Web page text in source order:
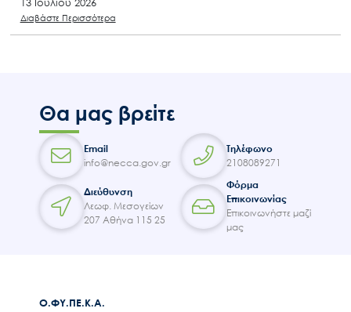
Διαβάστε Περισσότερα
Θα μας βρείτε
Email
info@necca.gov.gr
Τηλέφωνο
2108089271
Διεύθυνση
Λεωφ. Μεσογείων
207 Αθήνα 115 25
Φόρμα
Επικοινωνίας
Επικοινωνήστε μαζί
μας
Ο.ΦΥ.ΠΕ.Κ.Α.